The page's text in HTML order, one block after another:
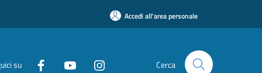
Accedi all'area personale
su Cerca